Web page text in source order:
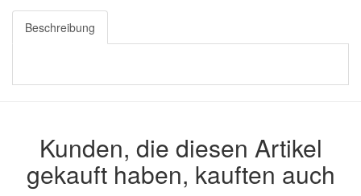
Beschreibung
Kunden, die diesen Artikel
gekauft haben, kauften auch